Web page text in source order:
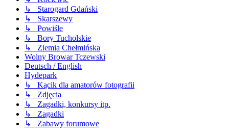
↳ Starogard Gdański
↳ Skarszewy
↳ Powiśle
↳ Bory Tucholskie
↳ Ziemia Chełmińska
Wolny Browar Tczewski
Deutsch / English
Hydepark
↳ Kącik dla amatorów fotografii
↳ Zdjęcia
↳ Zagadki, konkursy itp.
↳ Zagadki
↳ Zabawy forumowe